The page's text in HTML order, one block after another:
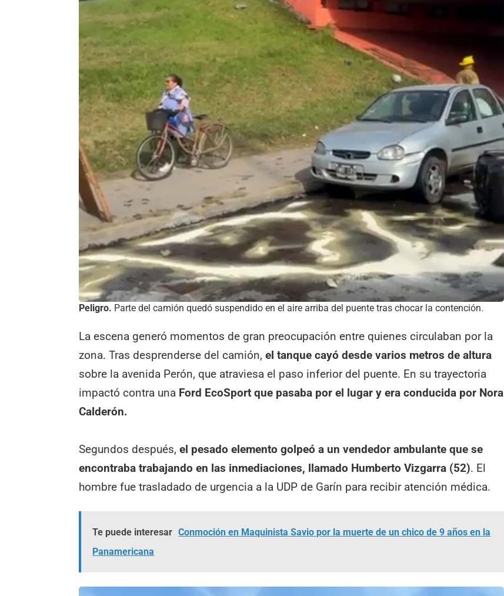
Peligro. Parte del camión quedó suspendido en el aire arriba del puente tras chocar la contención.
La escena generó momentos de gran preocupación entre quienes circulaban por la
zona. Tras desprenderse del camión,el tanque cayó desde varios metros de altura
sobre la avenida Perón, que atraviesa el paso inferior del puente. En su trayectoria
impactó contra una Ford EcoSport que pasaba por el lugar y era conducida por Nora
Calderón.
Segundos después,el pesado elemento golpeó a un vendedor ambulante que se
encontraba trabajando en las inmediaciones, llamado Humberto Vizgarra (52). El
hombre fue trasladado de urgencia a la UDP de Garín para recibir atención médica.
Te puede interesar Conmoción en Maquinista Savio por la muerte de un chico de 9 años en la
Panamericana